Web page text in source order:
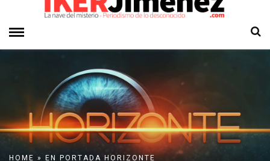
HOME » EN PORTADA HORIZONTE